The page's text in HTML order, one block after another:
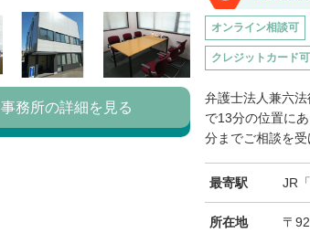
オンライン相談可
クレジットカード可
弁護士法人兼六
で13分の位置に
分までご相談を
最寄駅 JR
所在地 〒
事務所の詳細を見る